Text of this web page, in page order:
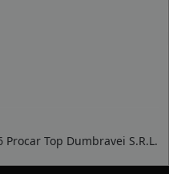
Top Dumbravei S.R.L.